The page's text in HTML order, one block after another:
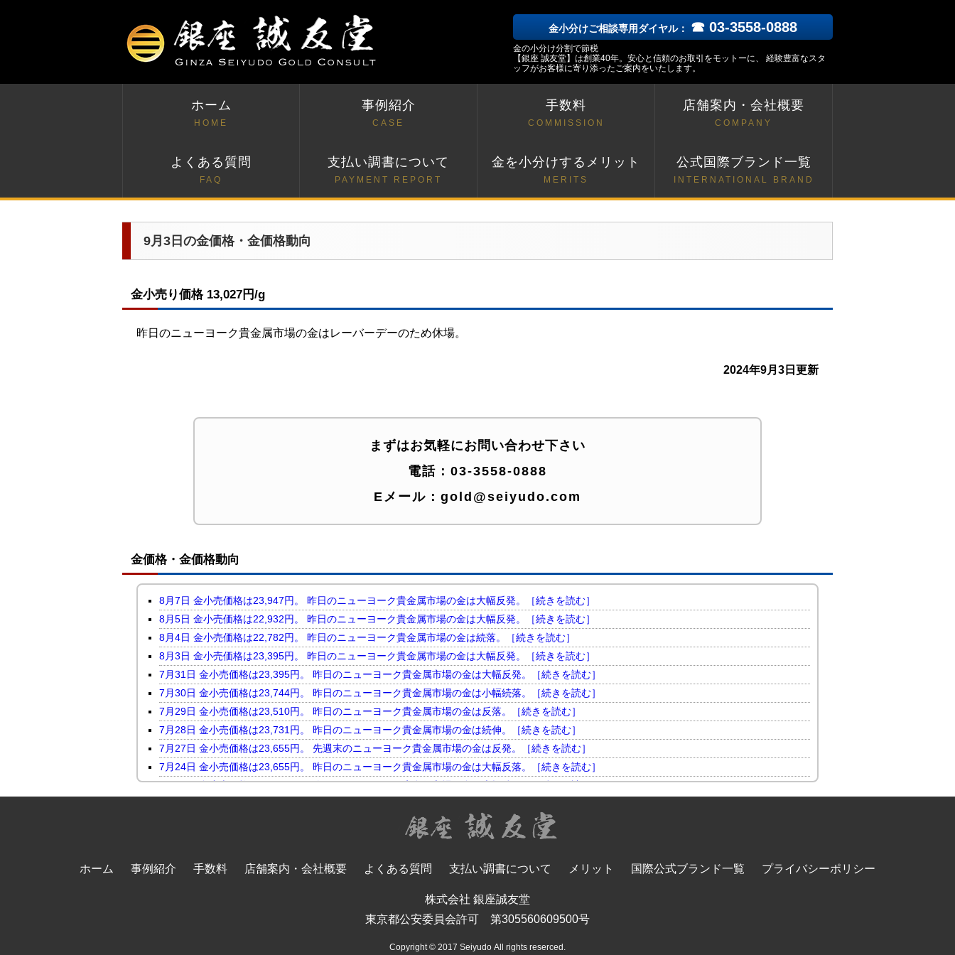
金小分けご相談専用ダイヤル： ☎ 03-3558-0888
金の小分け分割で節税
【銀座 誠友堂】は創業40年。安心と信頼のお取引をモットーに、 経験豊富なスタ
ッフがお客様に寄り添ったご案内をいたします。
ホーム
HOME
事例紹介
CASE
手数料
COMMISSION
店舗案内・会社概要
COMPANY
よくある質問
FAQ
支払い調書について
PAYMENT REPORT
金を小分けするメリット
MERITS
公式国際ブランド一覧
INTERNATIONAL BRAND
9月3日の金価格・金価格動向
金小売り価格 13,027円/g
昨日のニューヨーク貴金属市場の金はレーバーデーのため休場。
2024年9月3日更新
まずはお気軽にお問い合わせ下さい
電話： 03-3558-0888
Eメール： gold@seiyudo.com
金価格・金価格動向
8月7日 金小売価格は23,947円。 昨日のニューヨーク貴金属市場の金は大幅反発。［続きを読む］
8月5日 金小売価格は22,932円。 昨日のニューヨーク貴金属市場の金は大幅反発。［続きを読む］
8月4日 金小売価格は22,782円。 昨日のニューヨーク貴金属市場の金は続落。［続きを読む］
8月3日 金小売価格は23,395円。 昨日のニューヨーク貴金属市場の金は大幅反発。［続きを読む］
7月31日 金小売価格は23,395円。 昨日のニューヨーク貴金属市場の金は大幅反発。［続きを読む］
7月30日 金小売価格は23,744円。 昨日のニューヨーク貴金属市場の金は小幅続落。［続きを読む］
7月29日 金小売価格は23,510円。 昨日のニューヨーク貴金属市場の金は反落。［続きを読む］
7月28日 金小売価格は23,731円。 昨日のニューヨーク貴金属市場の金は続伸。［続きを読む］
7月27日 金小売価格は23,655円。 先週末のニューヨーク貴金属市場の金は反発。［続きを読む］
7月24日 金小売価格は23,655円。 昨日のニューヨーク貴金属市場の金は大幅反落。［続きを読む］
7月23日 金小売価格は24,046円。 昨日のニューヨーク貴金属市場の金は大幅続伸。［続きを読む］
7月21日 金小売価格は23,247円。 昨日のニューヨーク貴金属市場の金は小幅反落。［続きを読む］
7月17日 金小売価格は23,118円。 昨日のニューヨーク貴金属市場の金は大幅続落。［続きを読む］
7月15日 金小売価格は23,464円。 昨日のニューヨーク貴金属市場の金は大幅反発。［続きを読む］
7月14日 金小売価格は23,098円。 昨日のニューヨーク貴金属市場の金は大幅続落。［続きを読む］
7月13日 金小売価格は23,569円。 先週末のニューヨーク貴金属市場の金は反落。［続きを読む］
7月9日 金小売価格は23,600円。 昨日のニューヨーク貴金属市場の金は大幅続落。［続きを読む］
ホーム 事例紹介 手数料 店舗案内・会社概要 よくある質問 支払い調書について メリット 国際公式ブランド一覧 プライバシーポリシー
株式会社 銀座誠友堂
東京都公安委員会許可 第305560609500号
Copyright © 2017 Seiyudo All rights reserced.